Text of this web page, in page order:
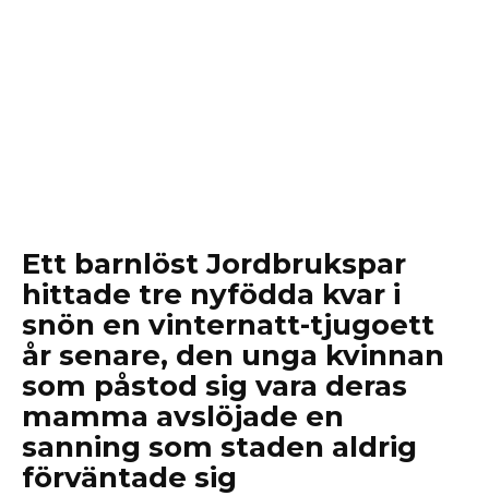
Ett barnlöst Jordbrukspar
hittade tre nyfödda kvar i
snön en vinternatt-tjugoett
år senare, den unga kvinnan
som påstod sig vara deras
mamma avslöjade en
sanning som staden aldrig
förväntade sig